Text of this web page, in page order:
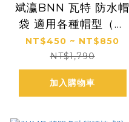
斌瀛BNN 瓦特 防水帽
袋 適用各種帽型（可
手提)
NT$450 ~ NT$850
NT$1,790
加入購物車